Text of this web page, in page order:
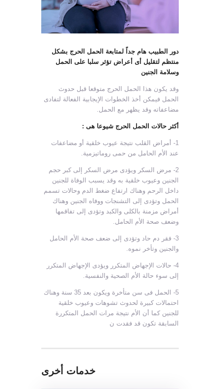
دور الطبيب هام جداً لمتابعة الحمل الحرج بشكل
منتظم لتقليل أى أعراض تؤثر سلبا على الحمل
وسلامة الجنين
وقد يكون هذا الحمل الحرج متوقعا قبل حدوث
الحمل فيمكن أخذ الخطوات الإيجابية الفعالة لتفادى
مضاعفاته وقد يظهر مع الحمل.
أكثر حالات الحمل الحرج شيوعا هى :
1- أمراض القلب نتيجة عيوب خلقية أو مضاعفات
عند الأم الحامل من حمى روماتيزمية.
2- مرض السكر ويؤدى مرض السكر إلى كبر حجم
الجنين وعيوب خلقية به وقد يسبب الوفاة للجنين
داخل الرحم وهناك ارتفاع ضغط الدم وحالات تسمم
الحمل وتؤدى إلى التشنجات ووفاه الجنين وهناك
أمراض مزمنة بالكلى والكبد وتؤدى إلى تفاقمها
وضعف صحة الأم الحامل.
3- فقر دم حاد وتؤدى إلى ضعف صحة الأم الحامل
والجنين وتأخر نموه.
4- حالات الإجهاض المتكرر ويؤدى الإجهاض المتكرر
إلى سوء حالة الأم الصحية والنفسية.
5- الحمل فى سن متأخرة ويكون بعد 35 سنة وهناك
احتمالات كبيرة لحدوث تشوهات وعيوب خلقية
للجنين كما أن الأم نتيجة مرات الحمل المتكررة
السابقة تكون قد فقدت ن
خدمات أخرى